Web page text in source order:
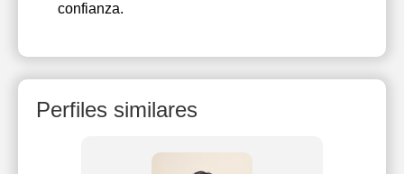
confianza.
Perfiles similares